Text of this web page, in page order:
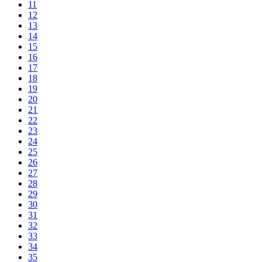
11
12
13
14
15
16
17
18
19
20
21
22
23
24
25
26
27
28
29
30
31
32
33
34
35